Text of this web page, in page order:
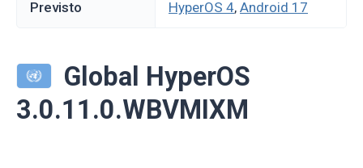
Previsto HyperOS 4, Android 17
Global HyperOS
3.0.11.0.WBVMIXM